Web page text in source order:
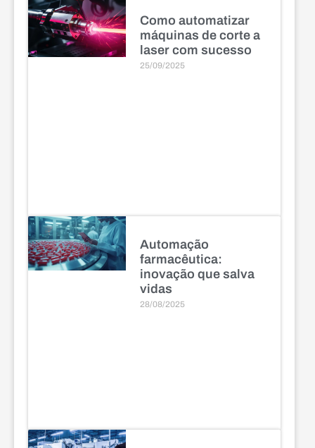
Como automatizar
máquinas de corte a
laser com sucesso
25/09/2025
Automação
farmacêutica:
inovação que salva
vidas
28/08/2025